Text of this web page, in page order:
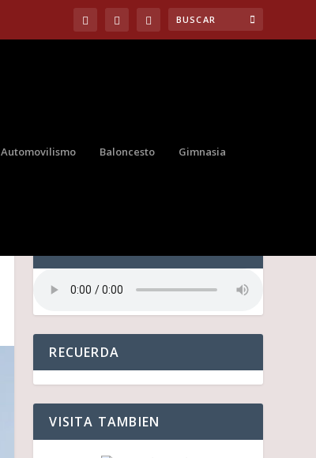
Automovilismo Baloncesto Gimnasia
RECUERDA
VISITA TAMBIEN